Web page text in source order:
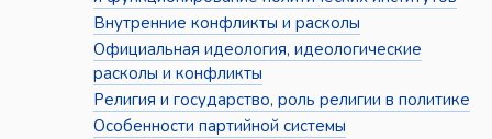
Внутренние конфликты и расколы
Официальная идеология, идеологические
расколы и конфликты
Религия и государство, роль религии в политике
Особенности партийной системы